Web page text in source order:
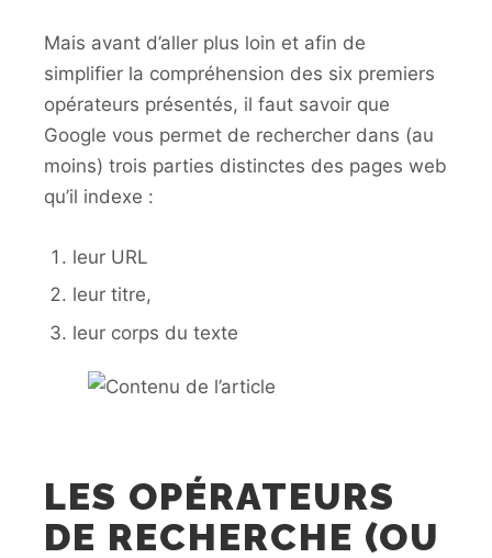
Mais avant d’aller plus loin et afin de
simplifier la compréhension des six premiers
opérateurs présentés, il faut savoir que
Google vous permet de rechercher dans (au
moins) trois parties distinctes des pages web
qu’il indexe :
leur URL
leur titre,
leur corps du texte
LES OPÉRATEURS
DE RECHERCHE (OU